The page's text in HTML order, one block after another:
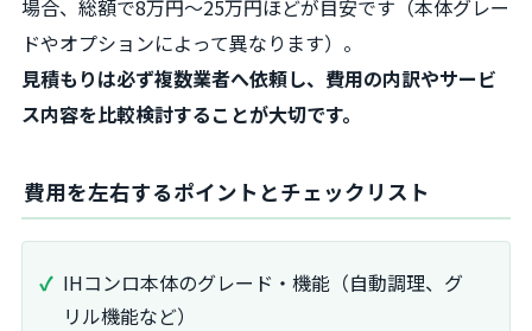
場合、総額で8万円～25万円ほどが目安です（本体グレー
ドやオプションによって異なります）。
見積もりは必ず複数業者へ依頼し、費用の内訳やサービ
ス内容を比較検討することが大切です。
費用を左右するポイントとチェックリスト
IHコンロ本体のグレード・機能（自動調理、グ
リル機能など）